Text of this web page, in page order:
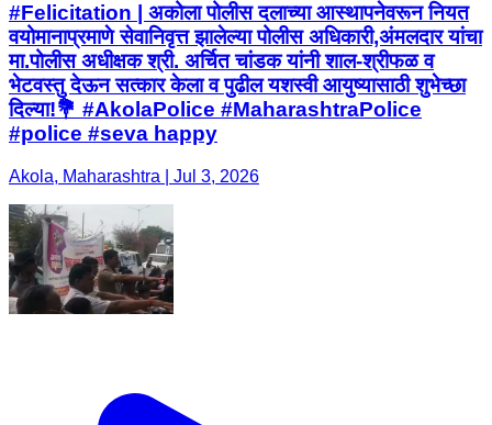
#Felicitation | अकोला पोलीस दलाच्या आस्थापनेवरून नियत
वयोमानाप्रमाणे सेवानिवृत्त झालेल्या पोलीस अधिकारी,अंमलदार यांचा
मा.पोलीस अधीक्षक श्री. अर्चित चांडक यांनी शाल-श्रीफळ व
भेटवस्तु देऊन सत्कार केला व पुढील यशस्वी आयुष्यासाठी शुभेच्छा
दिल्या!💐 #AkolaPolice #MaharashtraPolice
#police #seva happy
Akola, Maharashtra | Jul 3, 2026